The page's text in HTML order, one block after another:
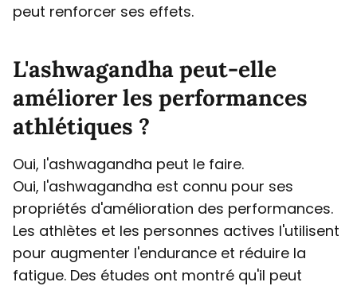
peut renforcer ses effets.
L'ashwagandha peut-elle
améliorer les performances
athlétiques ?
Oui, l'ashwagandha peut le faire.
Oui, l'ashwagandha est connu pour ses
propriétés d'amélioration des performances.
Les athlètes et les personnes actives l'utilisent
pour augmenter l'endurance et réduire la
fatigue. Des études ont montré qu'il peut